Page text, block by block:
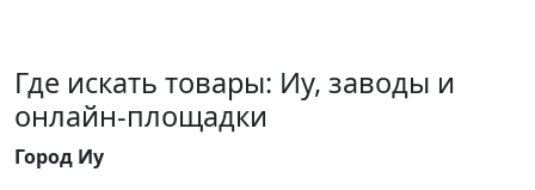
Где искать товары: Иу, заводы и
онлайн-площадки
Город Иу